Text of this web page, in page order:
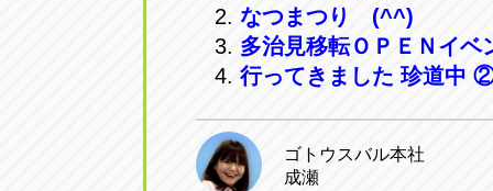
なつまつり (^^)
多治見移転ＯＰＥＮイベ
行ってきました 珍道中
ゴトウスバル本社
成瀬